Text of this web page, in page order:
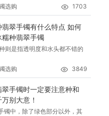
选购
1703
翡翠手镯有什么特点 如何
糯种翡翠手镯
则是指透明度和水头都不错的
选购
3849
翠手镯时一定要注意种和
别大意！
镯中，除了绿色部分以外，其